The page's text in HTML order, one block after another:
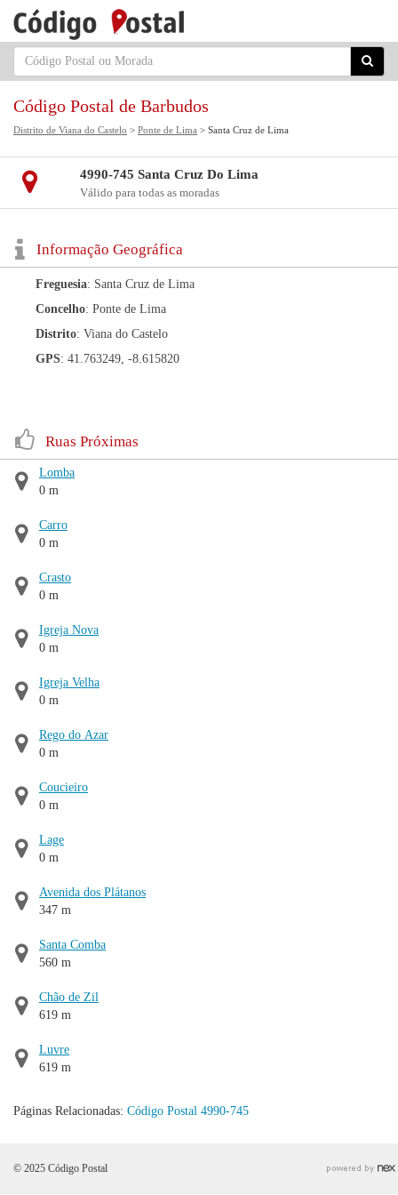
Código Postal de Barbudos
Distrito de Viana do Castelo > Ponte de Lima > Santa Cruz de Lima
4990-745 Santa Cruz Do Lima
Válido para todas as moradas
Informação Geográfica
Freguesia: Santa Cruz de Lima
Concelho: Ponte de Lima
Distrito: Viana do Castelo
GPS: 41.763249, -8.615820
Ruas Próximas
Lomba
0 m
Carro
0 m
Crasto
0 m
Igreja Nova
0 m
Igreja Velha
0 m
Rego do Azar
0 m
Coucieiro
0 m
Lage
0 m
Avenida dos Plátanos
347 m
Santa Comba
560 m
Chão de Zil
619 m
Luvre
619 m
Páginas Relacionadas: Código Postal 4990-745
© 2025 Código Postal